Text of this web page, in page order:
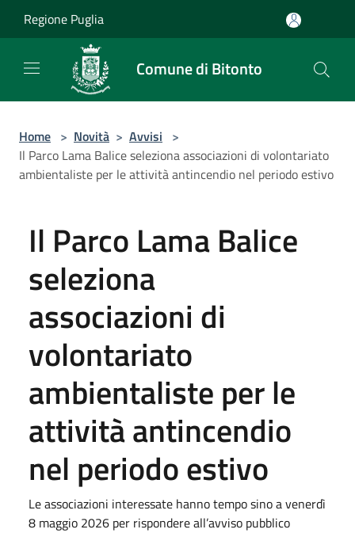
Regione Puglia
Comune di Bitonto
Home > Novità > Avvisi >
Il Parco Lama Balice seleziona associazioni di volontariato
ambientaliste per le attività antincendio nel periodo estivo
Il Parco Lama Balice
seleziona
associazioni di
volontariato
ambientaliste per le
attività antincendio
nel periodo estivo
Le associazioni interessate hanno tempo sino a venerdì
8 maggio 2026 per rispondere all’avviso pubblico